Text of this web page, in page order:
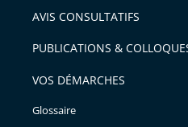
avant
AVIS CONSULTATIFS
PUBLICATIONS &
VOS DÉMARCHES
Glossaire